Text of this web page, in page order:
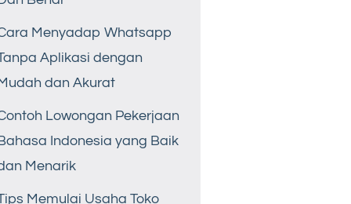
Menyadap Whatsapp
Aplikasi dengan
dan Akurat
Lowongan Pekerjaan
Indonesia yang Baik
Menarik
Memulai Usaha Toko